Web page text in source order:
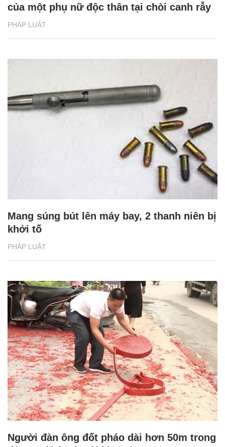
PHÁP LUẬT
của một phụ nữ độc thân tại chòi canh rẫy
PHÁP LUẬT
Mang súng bút lên máy bay, 2 thanh niên bị
khởi tố
Người đàn ông đốt pháo dài hơn 50m trong